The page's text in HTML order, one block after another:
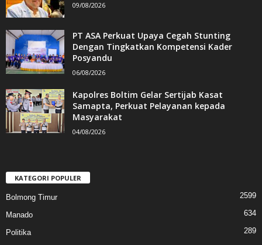
09/08/2026
PT ASA Perkuat Upaya Cegah Stunting
Dengan Tingkatkan Kompetensi Kader
Posyandu
06/08/2026
Kapolres Boltim Gelar Sertijab Kasat
Samapta, Perkuat Pelayanan kepada
Masyarakat
04/08/2026
KATEGORI POPULER
Bolmong Timur 2599
Manado 634
Politika
289